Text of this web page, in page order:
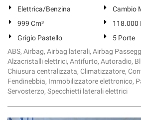
Elettrica/Benzina
Cambio
999 Cm³
118.000
Grigio Pastello
5 Porte
ABS, Airbag, Airbag laterali, Airbag
Alzacristalli elettrici, Antifurto, Autoradio,
Chiusura centralizzata, Climatizzatore,
Fendinebbia, Immobilizzatore elettronico,
Servosterzo, Specchietti laterali elettrici